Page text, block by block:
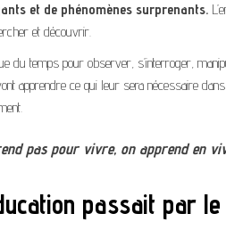
et de phénomènes surprenants.
et découvrir.
du temps pour observer, s’interroger,
apprendre ce qui leur sera nécessaire
pas pour vivre, on apprend en
passait par